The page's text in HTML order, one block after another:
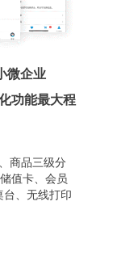
微企业
功能最大程
商品三级分
值卡、会员
台、无线打印